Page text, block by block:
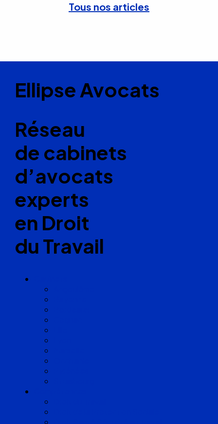
Tous nos articles
Ellipse Avocats
Réseau
de cabinets
d’avocats
experts
en Droit
du Travail